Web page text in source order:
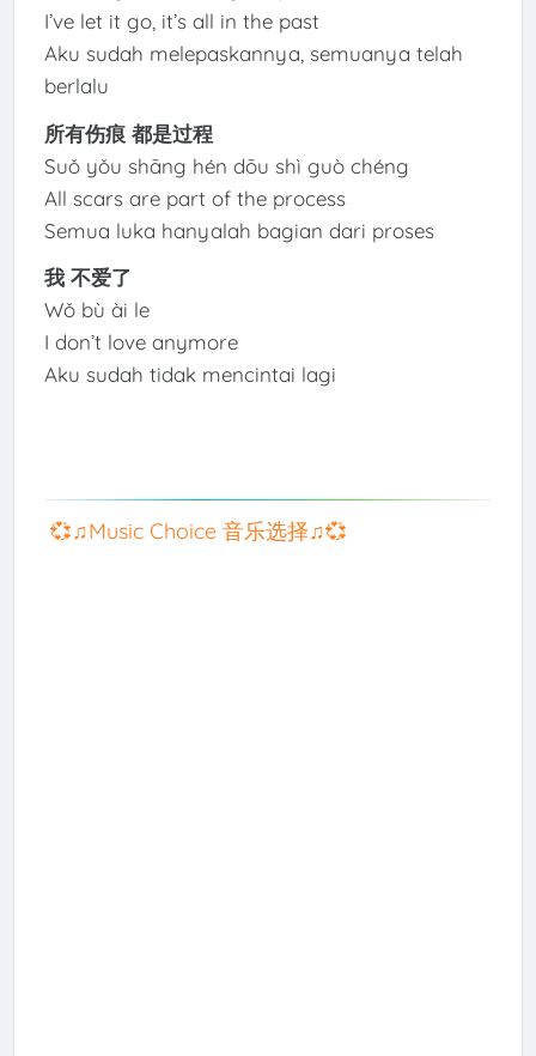
I’ve let it go, it’s all in the past
Aku sudah melepaskannya, semuanya telah
berlalu
所有伤痕 都是过程
Suǒ yǒu shāng hén dōu shì guò chéng
All scars are part of the process
Semua luka hanyalah bagian dari proses
我 不爱了
Wǒ bù ài le
I don’t love anymore
Aku sudah tidak mencintai lagi
💞♫Music Choice 音乐选择♫💞